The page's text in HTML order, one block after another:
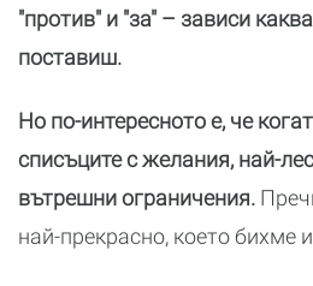
"против" и "за" – зависи
поставиш.
Но по-интересното е, че
списъците с желания, най-
вътрешни ограничения.
най-прекрасно, което бихме